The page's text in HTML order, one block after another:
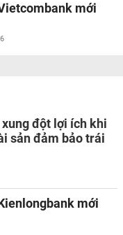
mới
đột lợi ích khi
sản đảm bảo trái
mới